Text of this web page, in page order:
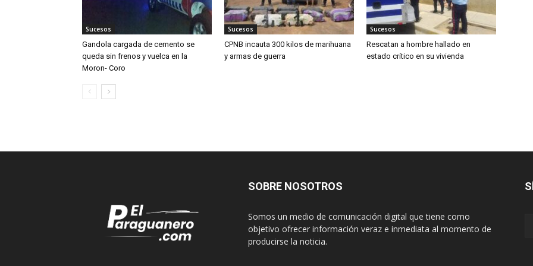
Sucesos
Gandola cargada de cemento se
queda sin frenos y vuelca en la
Moron- Coro
Sucesos
CPNB incauta 300 kilos de marihuana
y armas de guerra
Sucesos
Rescatan a hombre hallado en
estado crítico en su vivienda
SOBRE NOSOTROS
Somos un medio de comunicación digital que tiene como
objetivo ofrecer información veraz e inmediata al momento de
producirse la noticia.